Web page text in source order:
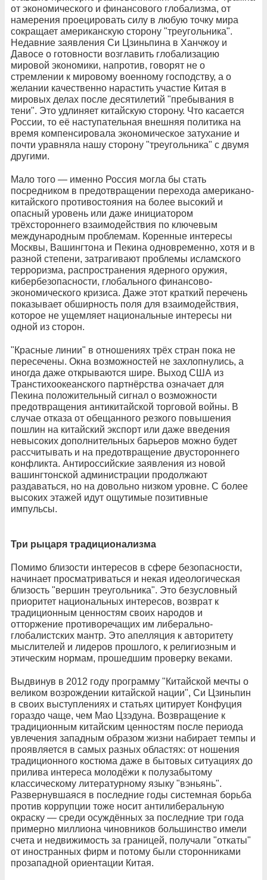
от экономического и финансового глобализма, от
намерения проецировать силу в любую точку мира
сокращает американскую сторону "треугольника".
Недавние заявления Си Цзиньпина в Ханчжоу и
Давосе о готовности возглавить глобализацию
мировой экономики, напротив, говорят не о
стремлении к мировому военному господству, а о
желании качественно нарастить участие Китая в
мировых делах после десятилетий "пребывания в
тени". Это удлиняет китайскую сторону. Что касается
России, то её наступательная внешняя политика на
время компенсировала экономическое затухание и
почти уравняла нашу сторону "треугольника" с двумя
другими.
Мало того — именно Россия могла бы стать
посредником в предотвращении перехода американо-
китайского противостояния на более высокий и
опасный уровень или даже инициатором
трёхстороннего взаимодействия по ключевым
международным проблемам. Коренные интересы
Москвы, Вашингтона и Пекина одновременно, хотя и в
разной степени, затрагивают проблемы исламского
терроризма, распространения ядерного оружия,
кибербезопасности, глобального финансово-
экономического кризиса. Даже этот краткий перечень
показывает обширность поля для взаимодействия,
которое не ущемляет национальные интересы ни
одной из сторон.
"Красные линии" в отношениях трёх стран пока не
пересечены. Окна возможностей не захлопнулись, а
иногда даже открываются шире. Выход США из
Транстихоокеанского партнёрства означает для
Пекина положительный сигнал о возможности
предотвращения антикитайской торговой войны. В
случае отказа от обещанного резкого повышения
пошлин на китайский экспорт или даже введения
невысоких дополнительных барьеров можно будет
рассчитывать и на предотвращение двустороннего
конфликта. Антироссийские заявления из новой
вашингтонской администрации продолжают
раздаваться, но на довольно низком уровне. С более
высоких этажей идут ощутимые позитивные
импульсы.
Три рыцаря традиционализма
Помимо близости интересов в сфере безопасности,
начинает просматриваться и некая идеологическая
близость "вершин треугольника". Это безусловный
приоритет национальных интересов, возврат к
традиционным ценностям своих народов и
отторжение противоречащих им либерально-
глобалистских мантр. Это апелляция к авторитету
мыслителей и лидеров прошлого, к религиозным и
этическим нормам, прошедшим проверку веками.
Выдвинув в 2012 году программу "Китайской мечты о
великом возрождении китайской нации", Си Цзиньпин
в своих выступлениях и статьях цитирует Конфуция
гораздо чаще, чем Мао Цзэдуна. Возвращение к
традиционным китайским ценностям после периода
увлечения западным образом жизни набирает темпы и
проявляется в самых разных областях: от ношения
традиционного костюма даже в бытовых ситуациях до
прилива интереса молодёжи к полузабытому
классическому литературному языку "вэньянь".
Развернувшаяся в последние годы системная борьба
против коррупции тоже носит антилиберальную
окраску — среди осуждённых за последние три года
примерно миллиона чиновников большинство имели
счета и недвижимость за границей, получали "откаты"
от иностранных фирм и потому были сторонниками
прозападной ориентации Китая.